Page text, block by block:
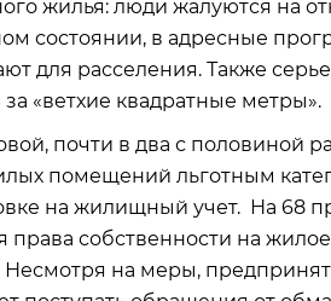
жилья: люди жалуются на
состоянии, в адресные
для расселения. Также
«ветхие квадратные метры».
почти в два с половиной
помещений льготным
на жилищный учет. ​ На 68
права собственности на
на меры,